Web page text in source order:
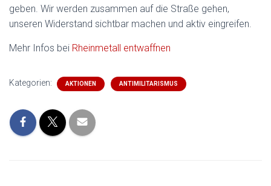
geben. Wir werden zusammen auf die Straße gehen,
unseren Widerstand sichtbar machen und aktiv eingreifen.
Mehr Infos bei Rheinmetall entwaffnen
Kategorien: AKTIONEN ANTIMILITARISMUS